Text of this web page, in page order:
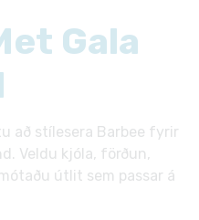
Gala
að stílesera Barbee fyrir
Veldu kjóla, förðun,
útlit sem passar á